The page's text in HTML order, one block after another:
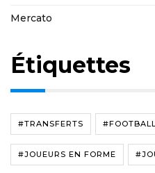
Mercato
Étiquettes
#TRANSFERTS
#JOUEURS EN FORME